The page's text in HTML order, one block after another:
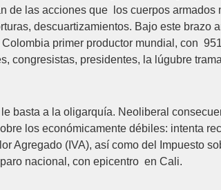
de las acciones que los cuerpos
descuartizamientos. Bajo este brazo
primer productor mundial, con
congresistas, presidentes, la lúgubre
basta a la oligarquía. Neoliberal
los económicamente débiles: intenta
Agregado (IVA), así como del Impuesto
nacional, con epicentro en Cali.